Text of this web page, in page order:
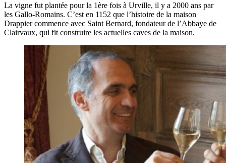
La vigne fut plantée pour la 1ère fois à Urville, il y a 2000 ans par
les Gallo-Romains. C’est en 1152 que l’histoire de la maison
Drappier commence avec Saint Bernard, fondateur de l’Abbaye de
Clairvaux, qui fit construire les actuelles caves de la maison.